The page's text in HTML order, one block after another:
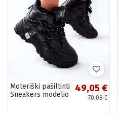
Moteriški pašiltinti
Sneakers modelio
49,05 €
70,08 €